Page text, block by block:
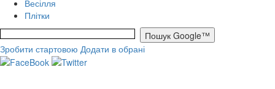
Весілля
Плітки
Зробити стартовою Додати в обрані